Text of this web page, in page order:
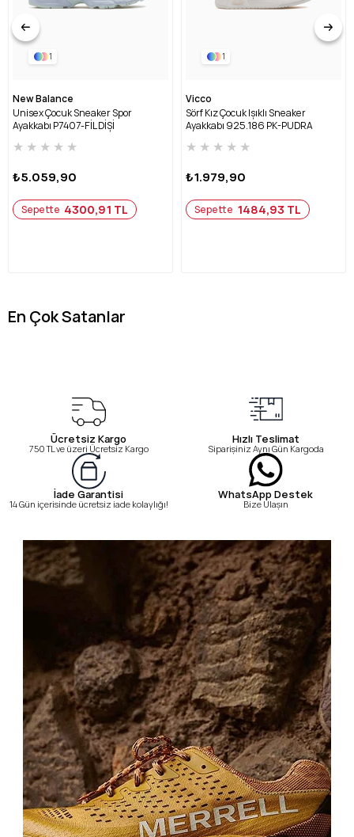
1
New Balance
Unisex Çocuk Sneaker Spor
Ayakkabı P7407-FİL DİŞİ
★ ★ ★ ★ ★
₺5.059,90
Sepette 4300,91 TL
1
Vicco
Sörf Kız Çocuk Işıklı Sneaker
Ayakkabı 925.186 PK-PUDRA
★ ★ ★ ★ ★
₺1.979,90
Sepette 1484,93 TL
En Çok Satanlar
Ücretsiz Kargo
750 TL ve üzeri Ücretsiz Kargo
Hızlı Teslimat
Siparişiniz Aynı Gün Kargoda
İade Garantisi
14 Gün içerisinde ücretsiz iade kolaylığı!
WhatsApp Destek
Bize Ulaşın